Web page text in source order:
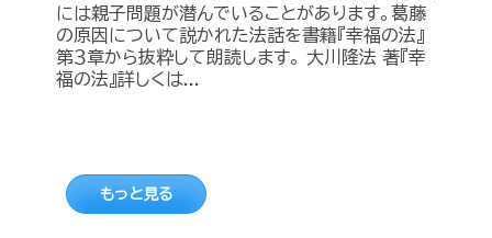
には親子問題が潜んでいることがあります。葛藤
の原因について説かれた法話を書籍『幸福の法』
第３章から抜粋して朗読します。 大川隆法 著『幸
福の法』詳しくは...
もっと見る